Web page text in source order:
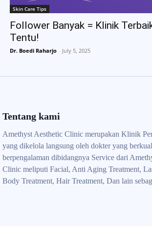
Skin Care Tips
Follower Banyak = Klinik
Tentu!
Dr. Boedi Raharjo - July 5, 2025
Tentang kami
Amethyst Aesthetic Clinic merupakan Klinik
yang dikelola langsung oleh dokter yang
berpengalaman dibidangnya Service dari
Clinic meliputi Facial, Anti Aging Treatment,
Body Treatment, Hair Treatment, Dan lain